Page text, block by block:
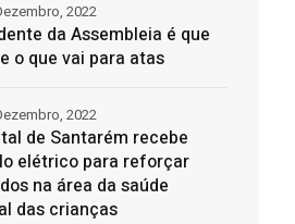
da Assembleia é que
o que vai para atas
2022
de Santarém recebe
elétrico para reforçar
na área da saúde
das crianças
2022